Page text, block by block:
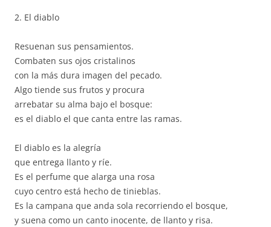
2. El diablo
Resuenan sus pensamientos.
Combaten sus ojos cristalinos
con la más dura imagen del pecado.
Algo tiende sus frutos y procura
arrebatar su alma bajo el bosque:
es el diablo el que canta entre las ramas.
El diablo es la alegría
que entrega llanto y ríe.
Es el perfume que alarga una rosa
cuyo centro está hecho de tinieblas.
Es la campana que anda sola recorriendo el bosque,
y suena como un canto inocente, de llanto y risa.